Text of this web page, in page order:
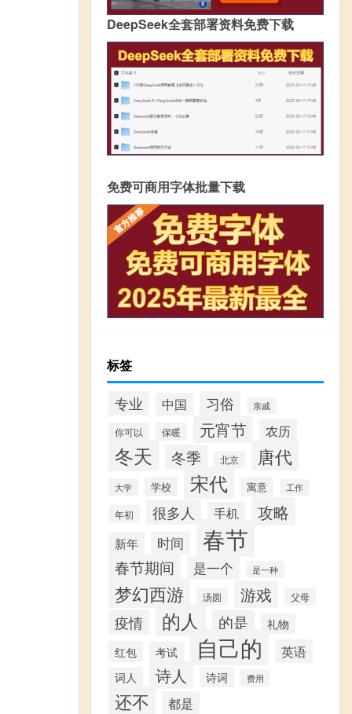
DeepSeek全套部署资料免费下载
免费可商用字体批量下载
标签
专业 中国 习俗 亲戚
你可以 保暖 元宵节 农历
冬天 冬季 北京 唐代
大学 学校 宋代 寓意 工作
年初 很多人 手机 攻略
新年 时间 春节
春节期间 是一个 是一种
梦幻西游 汤圆 游戏 父母
疫情 的人 的是 礼物
红包 考试 自己的 英语
词人 诗人 诗词 费用
还不 都是